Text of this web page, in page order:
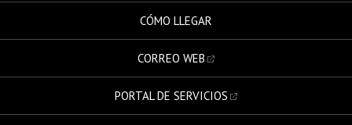
CÓMO LLEGAR
CORREO WEB
PORTAL DE SERVICIOS